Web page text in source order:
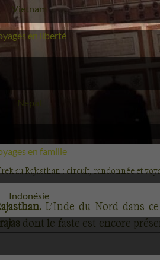
Voyage
Vietnam
Voyage
Népal
Voyage
Indonésie
en liberté
en famille
au Rajasthan : circuit, randonnée et
. L’Inde du Nord dans
dont le faste est encore